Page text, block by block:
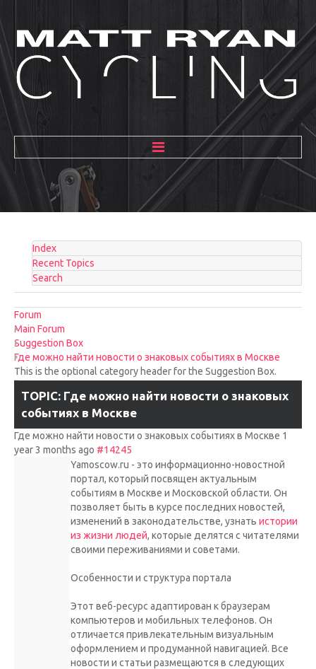
HOME
ABOUT
GALLERY
BLOG
RACE REVIEWS
SPONSORS
Index
Recent Topics
Search
Forum
Main Forum
Suggestion Box
Где можно найти новости о знаковых событиях в Москве
This is the optional category header for the Suggestion Box.
TOPIC: Где можно найти новости о знаковых
событиях в Москве
Где можно найти новости о знаковых событиях в Москве 1
year 3 months ago #14245
Yamoscow.ru - это информационно-новостной
портал, который посвящен актуальным
событиям в Москве и Московской области. Он
позволяет быть в курсе последних новостей,
изменений в законодательстве, узнать истории
из жизни людей, которые делятся с читателями
своими переживаниями и советами.
Особенности и структура портала
Этот веб-ресурс адаптирован к браузерам
компьютеров и мобильных телефонов. Он
отличается привлекательным визуальным
оформлением и продуманной навигацией. Все
новости и статьи размещаются в следующих